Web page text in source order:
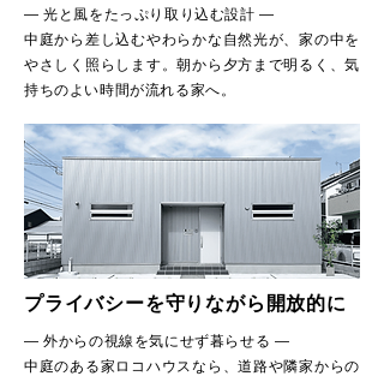
― 光と風をたっぷり取り込む設計 ―
中庭から差し込むやわらかな自然光が、家の中を
やさしく照らします。朝から夕方まで明るく、気
持ちのよい時間が流れる家へ。
プライバシーを守りながら開放的に
― 外からの視線を気にせず暮らせる ―
中庭のある家ロコハウスなら、道路や隣家からの